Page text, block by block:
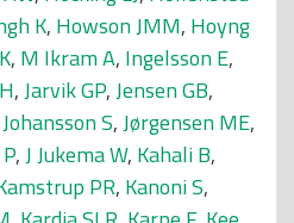
K, Howson JMM, Hoyng
, M Ikram A, Ingelsson E,
,Jarvik GP,Jensen GB,
Johansson S,Jørgensen ME,
,J Jukema W, Kahali B,
PR, Kanoni S,